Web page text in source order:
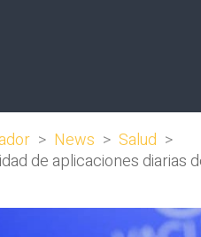
> News > Salud >
de aplicaciones diarias